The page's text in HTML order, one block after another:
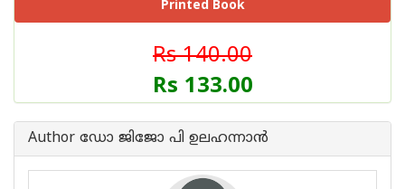
Printed Book
Rs 140.00
Rs 133.00
Author ഡോ ജിജോ പി ഉലഹന്നാൻ